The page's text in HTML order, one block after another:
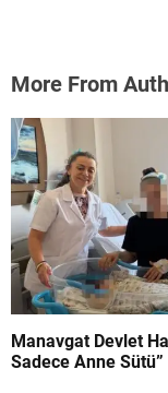
More From
Manavgat Devlet
Sadece Anne Sütü”